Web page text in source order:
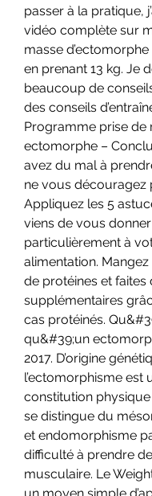
passer à la pratique,
vidéo complète sur
masse d’ectomorphe
en prenant 13 kg. Je
beaucoup de
des conseils
Programme prise de
ectomorphe –
avez du mal à
ne vous découragez
Appliquez les 5
viens de vous
particulièrement à
alimentation.
de protéines et faites
supplémentaires
cas protéinés.
qu&#39;un
2017. D’origine
l’ectomorphisme est
constitution physique
se distingue du
et endomorphisme
difficulté à prendre
musculaire. Le
un moyen simple